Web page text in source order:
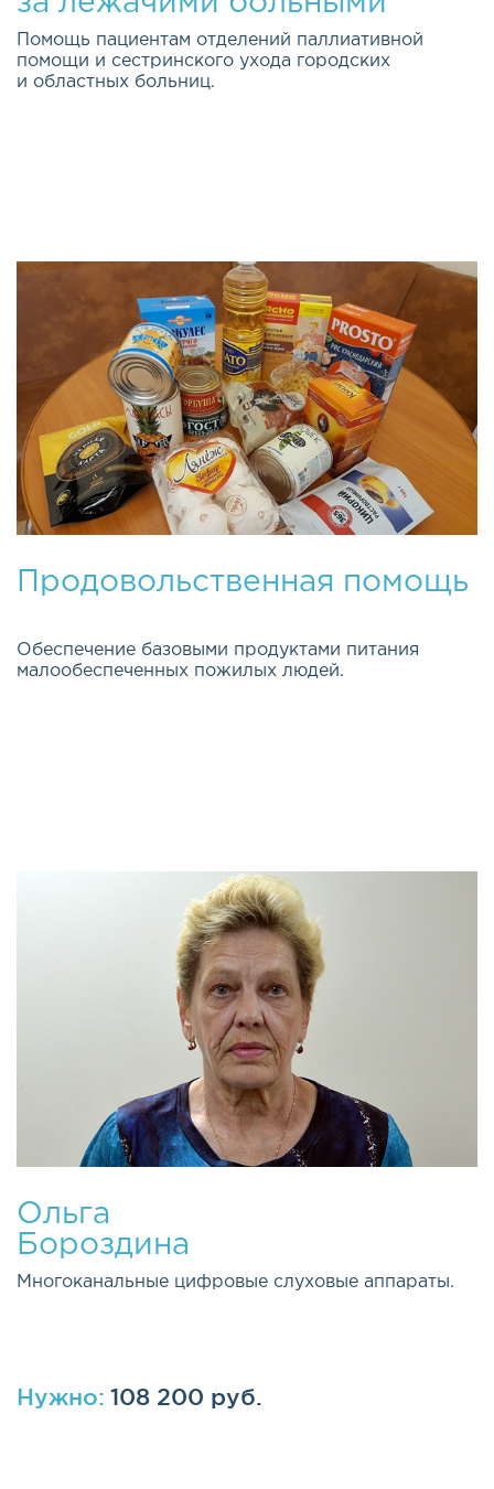
Помощь пациентам отделений паллиативной
помощи и сестринского ухода городских
и областных больниц.
Продовольственная помощь
Обеспечение базовыми продуктами питания
малообеспеченных пожилых людей.
Ольга
Бороздина
Многоканальные цифровые слуховые аппараты.
Нужно: 108 200 руб.